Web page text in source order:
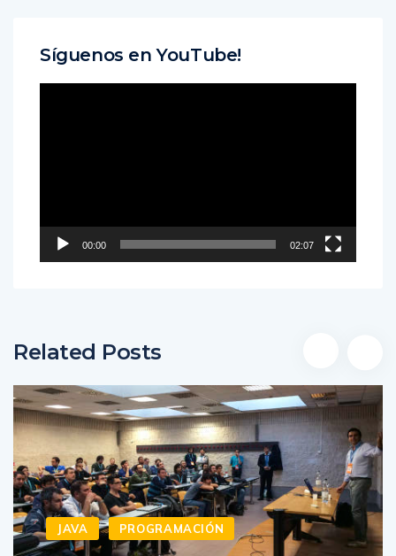
Síguenos en YouTube!
00:00 02:07
Related Posts
JAVA PROGRAMACIÓN